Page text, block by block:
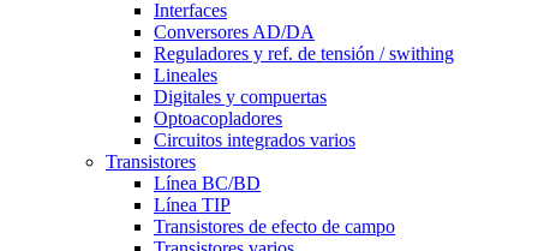
Interfaces
Conversores AD/DA
Reguladores y ref. de tensión / swithing
Lineales
Digitales y compuertas
Optoacopladores
Circuitos integrados varios
Transistores
Línea BC/BD
Línea TIP
Transistores de efecto de campo